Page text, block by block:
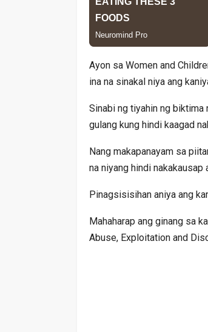
Ayon sa Women and
ina na sinakal niya ang
Sinabi ng tiyahin ng biktima
gulang kung hindi kaagad
Nang makapanayam sa
na niyang hindi nakakausap
Pinagsisisihan aniya ang
Mahaharap ang ginang sa
Abuse, Exploitation and